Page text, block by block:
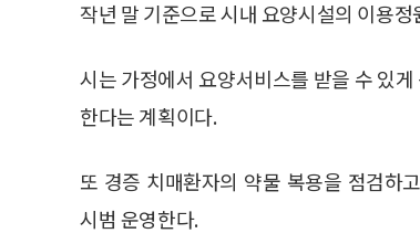
작년 말 기준으로 시내 요양시설의 이용
시는 가정에서 요양서비스를 받을 수 있
한다는 계획이다.
또 경증 치매환자의 약물 복용을 점검하
시범 운영한다.